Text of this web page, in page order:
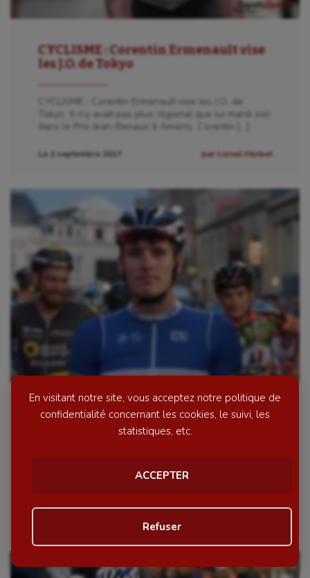
En visitant notre site, vous acceptez notre politique de
confidentialité concernant les cookies, le suivi, les
statistiques, etc.
ACCEPTER
Refuser
CYCLISME : Corentin Ermenault vise
les J.O. de Tokyo
CYCLISME : Corentin Ermenault vise les J.O. de
Tokyo Il n’y avait pas plus régional que lui mardi soir
dans le Prix Jean-Renaux à Amiens. Corentin […]
Le 2 septembre 2017 par Lionel Herbet
CYCLISME : Arnaud Demare, le roi
certains coureurs qui ont participé, mardi soir, au prix